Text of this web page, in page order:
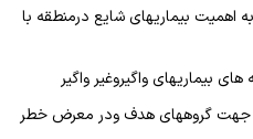
بیماریهای شایع درمنطقه با